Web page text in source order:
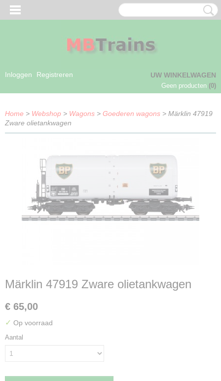
Inloggen Registreren UW WINKELWAGEN
Geen producten (0)
Home > Webshop > Wagons > Goederen wagons > Märklin 47919
Zware olietankwagen
Märklin 47919 Zware olietankwagen
€ 65,00
✓ Op voorraad
Aantal